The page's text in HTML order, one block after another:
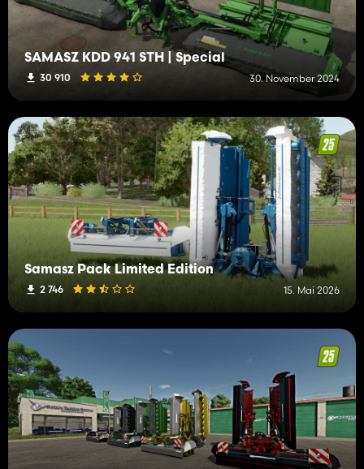
SAMASZ KDD 941 STH | Special
30 910 30. November 2024
Samasz Pack Limited Edition
2 746 15. Mai 2026